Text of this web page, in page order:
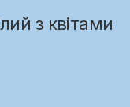
з квітами